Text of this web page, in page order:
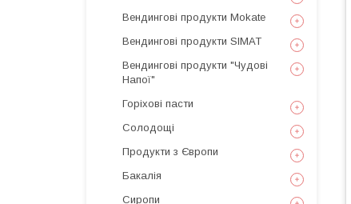
Вендингові продукти Mokate
Вендингові продукти SIMAT
Вендингові продукти "Чудові
Напої"
Горіхові пасти
Солодощі
Продукти з Європи
Бакалія
Сиропи